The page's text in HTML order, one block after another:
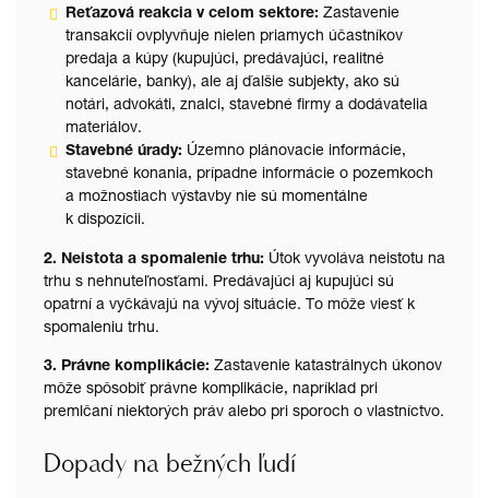
Reťazová reakcia v celom sektore: Zastavenie
transakcií ovplyvňuje nielen priamych účastníkov
predaja a kúpy (kupujúci, predávajúci, realitné
kancelárie, banky), ale aj ďalšie subjekty, ako sú
notári, advokáti, znalci, stavebné firmy a dodávatelia
materiálov.
Stavebné úrady: Územno plánovacie informácie,
stavebné konania, prípadne informácie o pozemkoch
a možnostiach výstavby nie sú momentálne
k dispozícii.
2. Neistota a spomalenie trhu: Útok vyvoláva neistotu na
trhu s nehnuteľnosťami. Predávajúci aj kupujúci sú
opatrní a vyčkávajú na vývoj situácie. To môže viesť k
spomaleniu trhu.
3. Právne komplikácie: Zastavenie katastrálnych úkonov
môže spôsobiť právne komplikácie, napríklad pri
premlčaní niektorých práv alebo pri sporoch o vlastníctvo.
Dopady na bežných ľudí